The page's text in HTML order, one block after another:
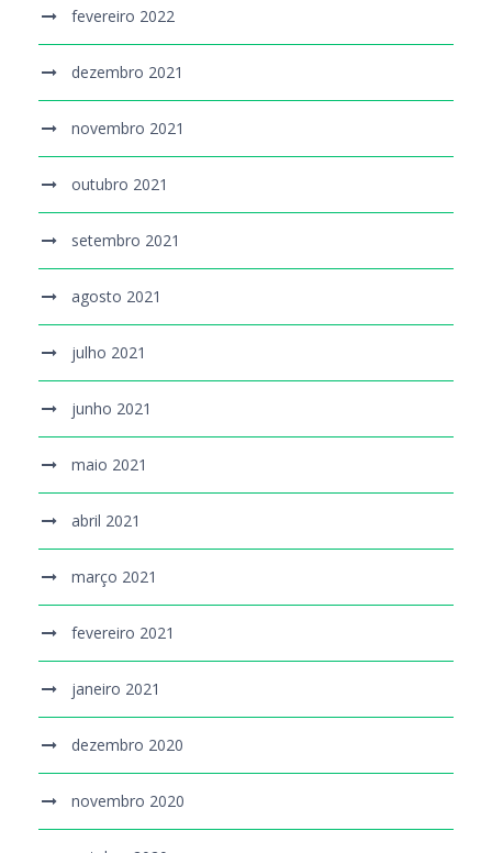
fevereiro 2022
dezembro 2021
novembro 2021
outubro 2021
setembro 2021
agosto 2021
julho 2021
junho 2021
maio 2021
abril 2021
março 2021
fevereiro 2021
janeiro 2021
dezembro 2020
novembro 2020